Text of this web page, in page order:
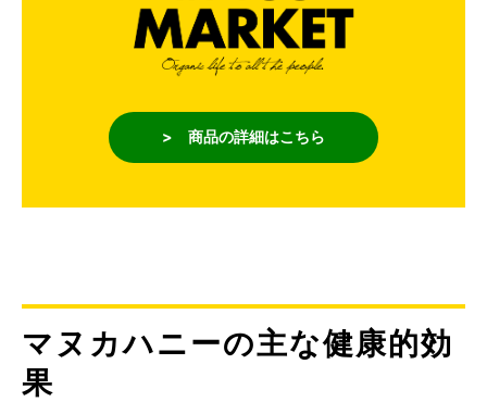
> 商品の詳細はこちら
マヌカハニーの主な健康的効
果